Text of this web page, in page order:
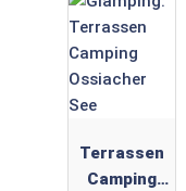
Terrassen
Camping